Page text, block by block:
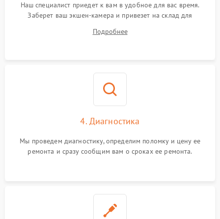
Наш специалист приедет к вам в удобное для вас время.
Заберет ваш экшен-камера и привезет на склад для
Подробнее
4. Диагностика
Мы проведем диагностику, определим поломку и цену ее
ремонта и сразу сообщим вам о сроках ее ремонта.